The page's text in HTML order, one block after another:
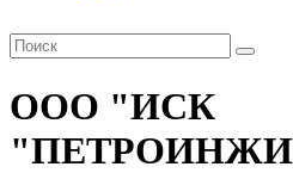
ООО "ИСК